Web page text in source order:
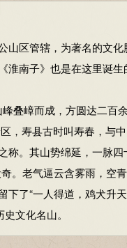
装恼怒刘迁，把他关起
送回娘家。王后荼、太
剑术高超，无人可比
面前说雷被的坏话，雷
被的官。
安，向汉武帝上书表
打算发兵对抗，犹豫未
县丞顺从刘安之意而不
前汉书刘安做豆腐的
出自「淮南子」这本书
区管辖，为著名的文化
淮南子》也是在这里诞
嶂而成，方圆达二百
，寿县古时叫寿春，与
。其山势绵延，一脉四
。老气逼云含雾雨，空
了“一人得道，鸡犬升
文化名山。